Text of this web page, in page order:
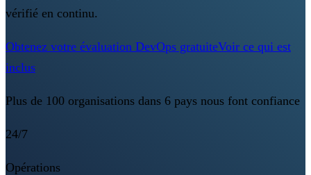
vérifié en continu.
Obtenez votre évaluation DevOps gratuiteVoir ce qui est
inclus
Plus de 100 organisations dans 6 pays nous font confiance
24/7
Opérations